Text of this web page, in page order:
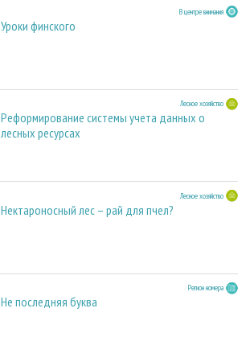
В центре внимания
Уроки финского
Лесное хозяйство
Реформирование системы учета данных о
лесных ресурсах
Лесное хозяйство
Нектароносный лес – рай для пчел?
Регион номера
Не последняя буква